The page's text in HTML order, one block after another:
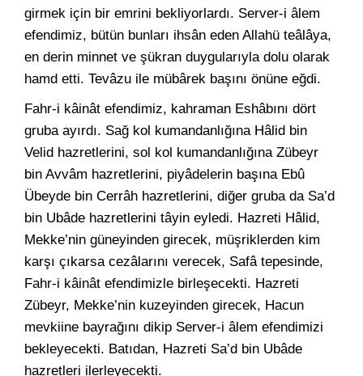
girmek için bir emrini bekliyorlardı. Server-i âlem
efendimiz, bütün bunları ihsân eden Allahü teâlâya,
en derin minnet ve şükran duygularıyla dolu olarak
hamd etti. Tevâzu ile mübârek başını önüne eğdi.
Fahr-i kâinât efendimiz, kahraman Eshâbını dört
gruba ayırdı. Sağ kol kumandanlığına Hâlid bin
Velid hazretlerini, sol kol kumandanlığına Zübeyr
bin Avvâm hazretlerini, piyâdelerin başına Ebû
Übeyde bin Cerrâh hazretlerini, diğer gruba da Sa’d
bin Ubâde hazretlerini tâyin eyledi. Hazreti Hâlid,
Mekke’nin güneyinden girecek, müşriklerden kim
karşı çıkarsa cezâlarını verecek, Safâ tepesinde,
Fahr-i kâinât efendimizle birleşecekti. Hazreti
Zübeyr, Mekke’nin kuzeyinden girecek, Hacun
mevkiine bayrağını dikip Server-i âlem efendimizi
bekleyecekti. Batıdan, Hazreti Sa’d bin Ubâde
hazretleri ilerleyecekti.